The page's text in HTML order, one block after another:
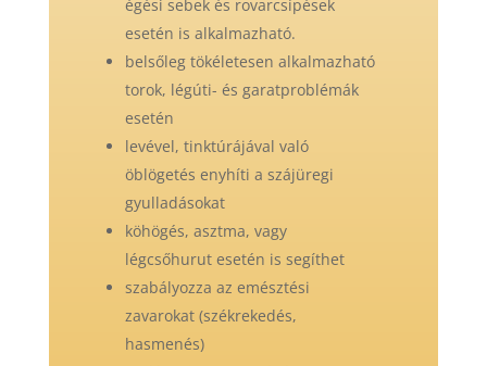
égési sebek és rovarcsípések
esetén is alkalmazható.
belsőleg tökéletesen alkalmazható
torok, légúti- és garatproblémák
esetén
levével, tinktúrájával való
öblögetés enyhíti a szájüregi
gyulladásokat
köhögés, asztma, vagy
légcsőhurut esetén is segíthet
szabályozza az emésztési
zavarokat (székrekedés,
hasmenés)